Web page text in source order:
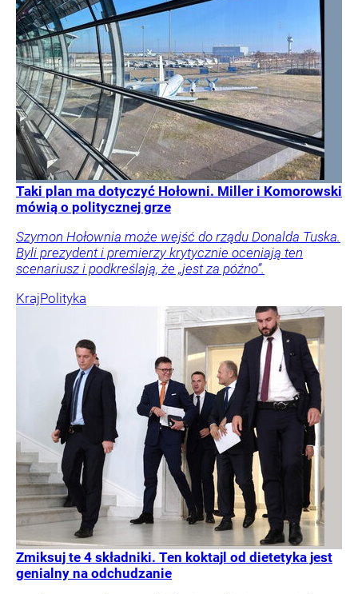
Taki plan ma dotyczyć Hołowni. Miller i Komorowski
mówią o politycznej grze
Szymon Hołownia może wejść do rządu Donalda Tuska.
Byli prezydent i premierzy krytycznie oceniają ten
scenariusz i podkreślają, że „jest za późno”.
KrajPolityka
Zmiksuj te 4 składniki. Ten koktajl od dietetyka jest
genialny na odchudzanie